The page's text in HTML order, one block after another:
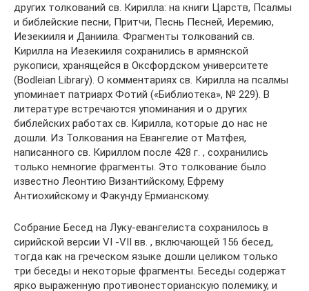
других толкований св. Кирилла: на книги Царств, Псалмы
и библейские песни, Притчи, Песнь Песней, Иеремию,
Иезекииля и Даниила. Фрагменты толкований св.
Кирилла на Иезекииля сохранились в армянской
рукописи, хранящейся в Оксфордском университете
(Bodleian Library). О комментариях св. Кирилла на псалмы
упоминает патриарх Фотий («Библиотека», № 229). В
литературе встречаются упоминания и о других
библейских работах св. Кирилла, которые до нас не
дошли. Из Толкования на Евангелие от Матфея,
написанного св. Кириллом после 428 г. , сохранились
только немногие фрагменты. Это толкование было
известно Леонтию Византийскому, Ефрему
Антиохийскому и Факунду Ермианскому.
Собрание Бесед на Луку-евангелиста сохранилось в
сирийской версии VI -VII вв. , включающей 156 бесед,
тогда как на греческом языке дошли целиком только
три беседы и некоторые фрагменты. Беседы содержат
ярко выраженную противонесторианскую полемику, и